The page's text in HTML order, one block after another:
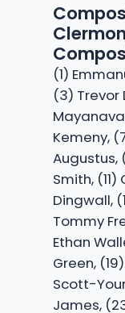
(1)
(3) Trevor
Kemeny,
Augustus,
Smith,
Dingwall,
Tommy
Ethan
Green,
Scott-
James,